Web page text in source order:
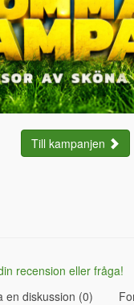
Till kampanjen
recension eller fråga!
en diskussion (0)